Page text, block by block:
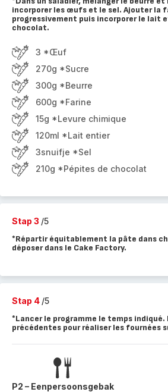
incorporer les œufs et le sel. Ajouter la
progressivement puis incorporer le lait
chocolat.
3 *Œuf
270g *Sucre
300g *Beurre
600g *Farine
15g *Levure chimique
120ml *Lait entier
3snuifje *Sel
210g *Pépites de chocolat
Stap 3 /5
*Répartir équitablement la pâte dans
déposer dans le Cake Factory.
Stap 4 /5
*Lancer le programme le temps
précédentes pour réaliser les fournées
P2 – Eenpersoonsgebak